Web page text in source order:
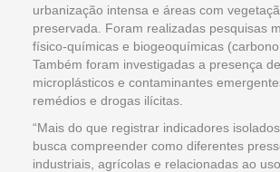
urbanização intensa e áreas com
preservada. Foram realizadas pesquisas
físico-químicas e biogeoquímicas (carbono
Também foram investigadas a presença
microplásticos e contaminantes
remédios e drogas ilícitas.
“Mais do que registrar indicadores
busca compreender como diferentes
industriais, agrícolas e relacionadas ao